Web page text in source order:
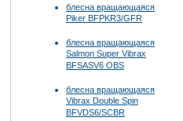
блесна вращающаяся
Piker BFPKR3/GFR
блесна вращающаяся
Salmon Super Vibrax
BFSASV6 OBS
блесна вращающаяся
Vibrax Double Spin
BFVDS6/SCBR